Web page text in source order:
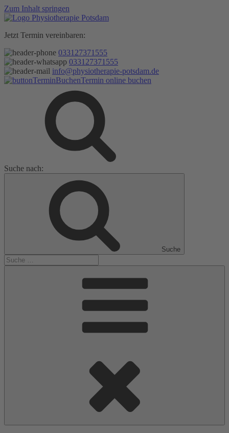
Zum Inhalt springen
Jetzt Termin vereinbaren:
033127371555
033127371555
info@physiotherapie-potsdam.de
Termin online buchen
Suche nach:
Suche